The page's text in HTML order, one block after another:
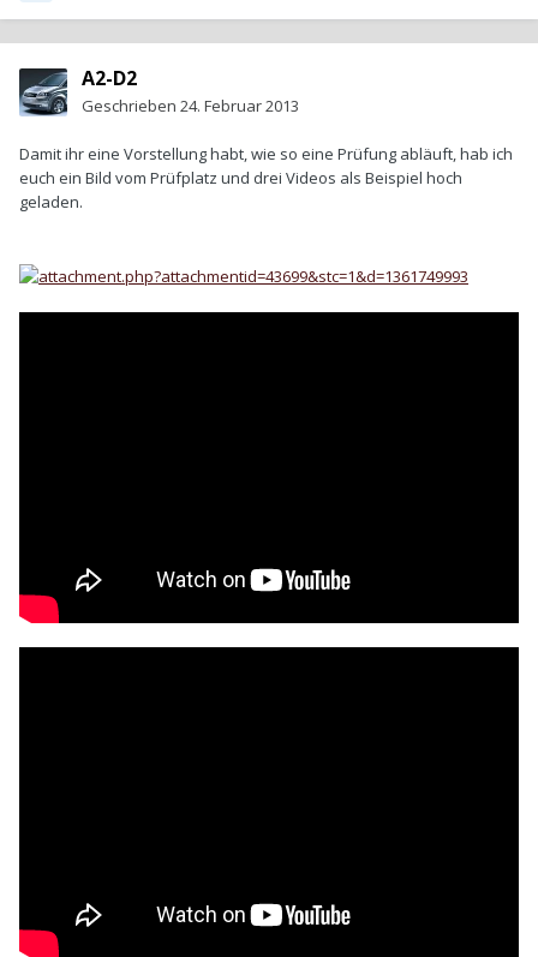
A2-D2
Geschrieben 24. Februar 2013
Damit ihr eine Vorstellung habt, wie so eine Prüfung abläuft, hab ich
euch ein Bild vom Prüfplatz und drei Videos als Beispiel hoch
geladen.